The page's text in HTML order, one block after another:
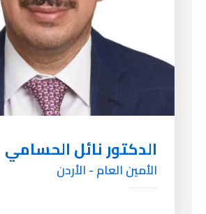
الدكتور نائل الحسامي
الأمين العام - الأردن